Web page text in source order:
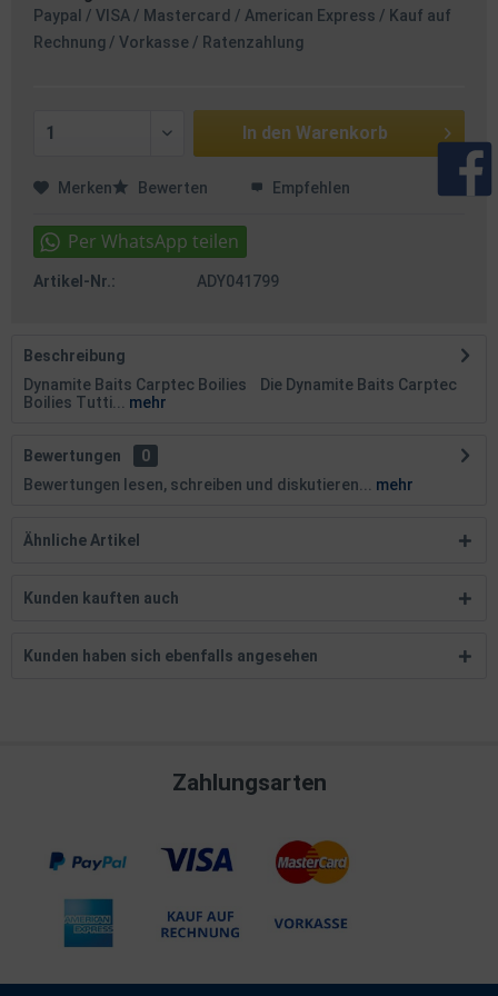
Paypal / VISA / Mastercard / American Express / Kauf auf
Rechnung / Vorkasse / Ratenzahlung
In den Warenkorb
Merken Bewerten Empfehlen
Artikel-Nr.: ADY041799
Beschreibung
Dynamite Baits Carptec Boilies Die Dynamite Baits Carptec
Boilies Tutti...
mehr
Bewertungen
0
Bewertungen lesen, schreiben und diskutieren...
mehr
Ähnliche Artikel
Kunden kauften auch
Kunden haben sich ebenfalls angesehen
Zahlungsarten